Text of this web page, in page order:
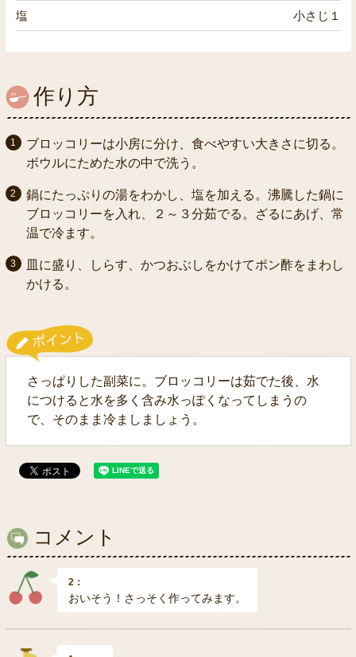
塩 小さじ１
作り方
ブロッコリーは小房に分け、食べやすい大きさに切る。
ボウルにためた水の中で洗う。
鍋にたっぷりの湯をわかし、塩を加える。沸騰した鍋に
ブロッコリーを入れ、２～３分茹でる。ざるにあげ、常
温で冷ます。
皿に盛り、しらす、かつおぶしをかけてポン酢をまわし
かける。
さっぱりした副菜に。ブロッコリーは茹でた後、水
につけると水を多く含み水っぽくなってしまうの
で、そのまま冷ましましょう。
コメント
2：
おいそう！さっそく作ってみます。